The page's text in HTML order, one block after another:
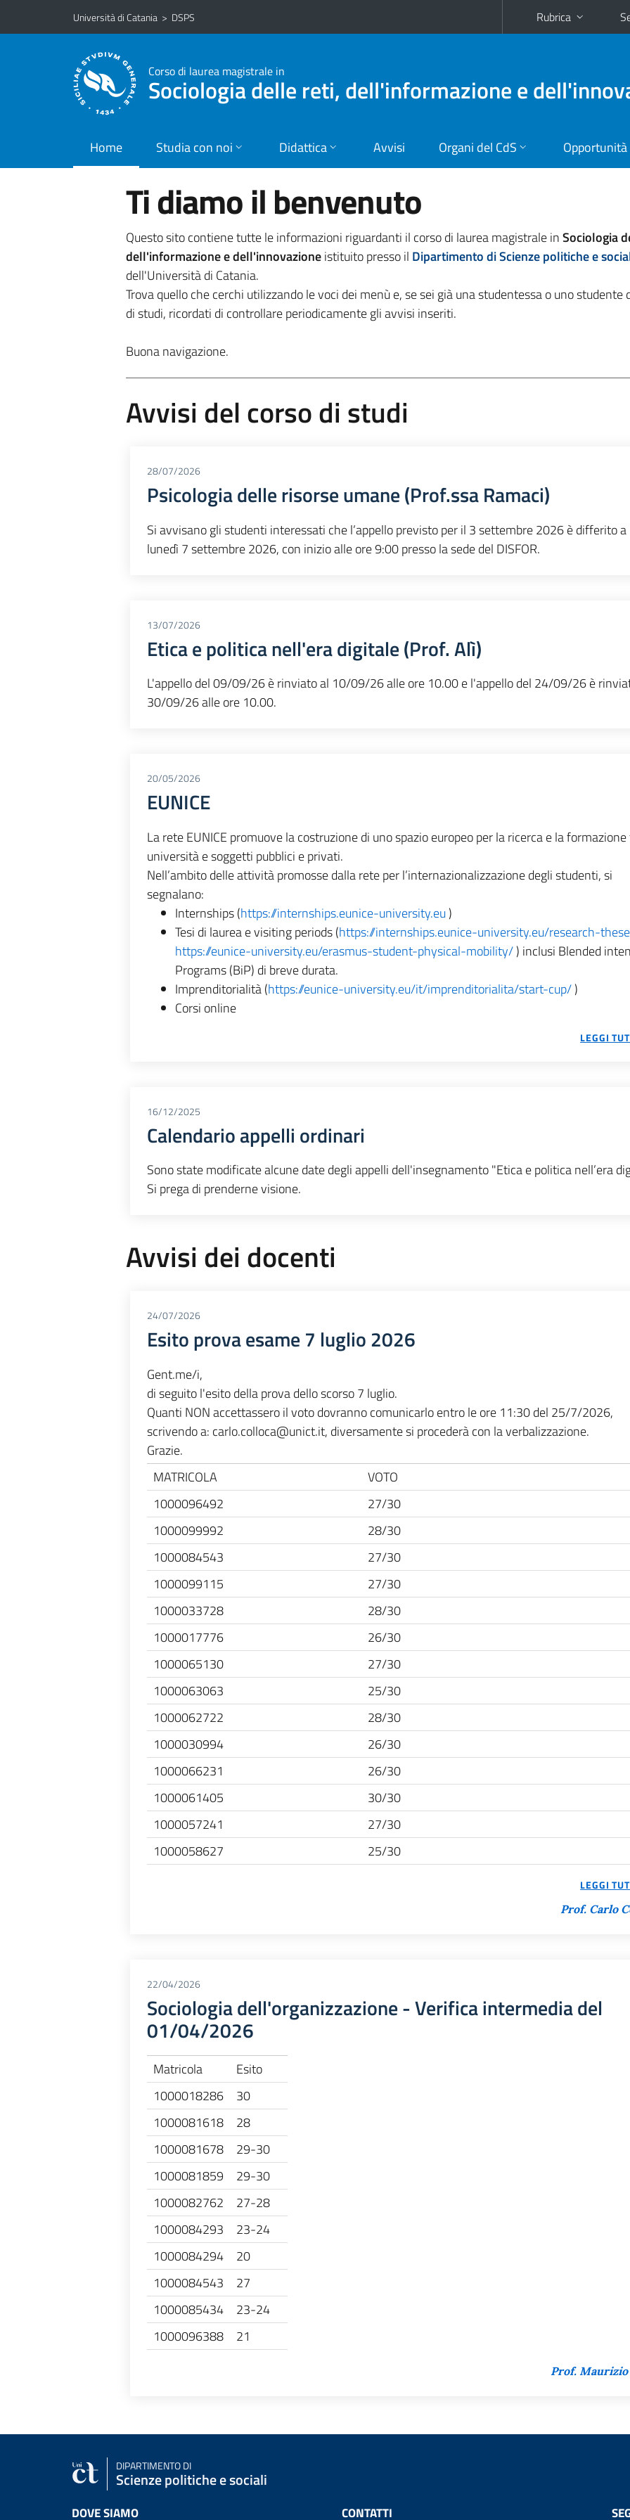
Vai al contenuto principale
Vai al menu di navigazione
Università di Catania > DSPS Rubrica
Corso di laurea magistrale in
Sociologia delle reti, dell'informazione e
Home Studia con noi Didattica Avvisi Organi del CdS Opportunità
Ti diamo il benvenuto
Questo sito contiene tutte le informazioni riguardanti il corso di laurea magistrale inSociologia
dell'informazione e dell'innovazioneistituito presso il Dipartimento di Scienze politiche e
dell'Università di Catania.
Trova quello che cerchi utilizzando le voci dei menù e, se sei già una studentessa o uno studente
di studi, ricordati di controllare periodicamente gli avvisi inseriti.
Buona navigazione.
Avvisi del corso di studi
28/07/2026
Psicologia delle risorse umane (Prof.ssa Ramaci)
Si avvisano gli studenti interessati che l’appello previsto per il 3 settembre 2026 è differito a
lunedì 7 settembre 2026, con inizio alle ore 9:00 presso la sede del DISFOR.
13/07/2026
Etica e politica nell'era digitale (Prof. Alì)
L'appello del 09/09/26 è rinviato al 10/09/26 alle ore 10.00 e l'appello del 24/09/26 è
30/09/26 alle ore 10.00.
20/05/2026
EUNICE
La rete EUNICE promuove la costruzione di uno spazio europeo per la ricerca e la
università e soggetti pubblici e privati.
Nell’ambito delle attività promosse dalla rete per l’internazionalizzazione degli studenti, si
segnalano:
Internships (https://internships.eunice-university.eu)
Tesi di laurea e visiting periods (https://internships.eunice-university.eu/research-
https://eunice-university.eu/erasmus-student-physical-mobility/) inclusi Blended
Programs (BiP) di breve durata.
Imprenditorialità (https://eunice-university.eu/it/imprenditorialita/start-cup/)
Corsi online
LEGGI
16/12/2025
Calendario appelli ordinari
Sono state modificate alcune date degli appelli dell'insegnamento "Etica e politica nell’era
Si prega di prenderne visione.
Avvisi dei docenti
24/07/2026
Esito prova esame 7 luglio 2026
Gent.me/i,
di seguito l'esito della prova dello scorso 7 luglio.
Quanti NON accettassero il voto dovranno comunicarlo entro le ore 11:30 del 25/7/2026,
scrivendo a: carlo.colloca@unict.it, diversamente si procederà con la verbalizzazione.
Grazie.
MATRICOLA
VOTO
1000096492
27/30
1000099992
28/30
1000084543
27/30
1000099115
27/30
1000033728
28/30
1000017776
26/30
1000065130
27/30
1000063063
25/30
1000062722
28/30
1000030994
26/30
1000066231
26/30
1000061405
30/30
1000057241
27/30
1000058627
25/30
LEGGI
Prof. Carlo
22/04/2026
Sociologia dell'organizzazione - Verifica intermedia del
01/04/2026
Matricola
Esito
1000018286
30
1000081618
28
1000081678
29-30
1000081859
29-30
1000082762
27-28
1000084293
23-24
1000084294
20
1000084543
27
1000085434
23-24
1000096388
21
Prof. Maurizio
DIPARTIMENTO DI
Scienze politiche e sociali
DOVE SIAMO CONTATTI